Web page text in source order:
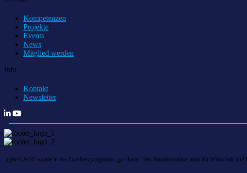
Kompetenzen
Projekte
Events
News
Mitglied werden
Info
Kontakt
Newsletter
cyberLAGO wurde in das Exzellenzprogramm „go cluster“ des Bundesministeriums für Wirtschaft